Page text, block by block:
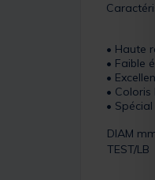
• Haute
• Faible
•
•
•
DIAM
TEST/LB